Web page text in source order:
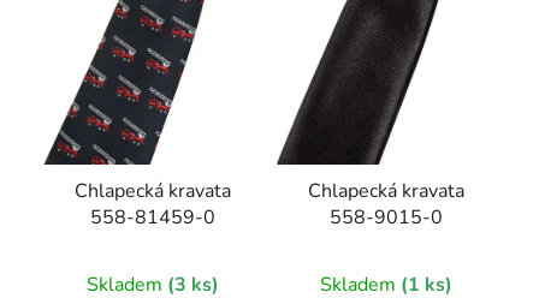
Chlapecká kravata
558-81459-0
Skladem (3 ks)
Chlapecká kravata
558-9015-0
Skladem (1 ks)